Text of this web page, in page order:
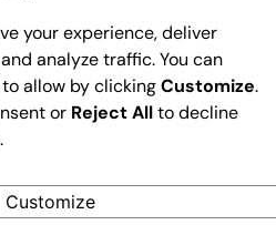
your experience, deliver
analyze traffic. You can
allow by clickingCustomize.
or Reject Allto decline
Customize